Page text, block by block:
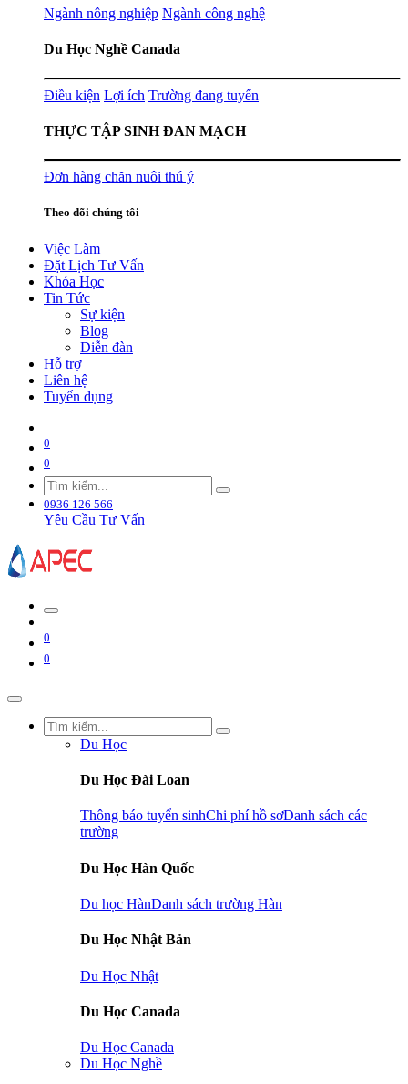
Ngành nông nghiệp Ngành công nghệ
Du Học Nghề Canada
Điều kiện Lợi ích Trường đang tuyển
THỰC TẬP SINH ĐAN MẠCH
Đơn hàng chăn nuôi thú ý
Theo dõi chúng tôi
Việc Làm
Đặt Lịch Tư Vấn
Khóa Học
Tin Tức
Sự kiện
Blog
Diễn đàn
Hỗ trợ
Liên hệ
Tuyển dụng
0
0
0936 126 566
Yêu Cầu Tư Vấn
0
0
Du Học
Du Học Đài Loan
Thông báo tuyển sinhChi phí hồ sơDanh sách các
trường
Du Học Hàn Quốc
Du học HànDanh sách trường Hàn
Du Học Nhật Bản
Du Học Nhật
Du Học Canada
Du Học Canada
Du Học Nghề